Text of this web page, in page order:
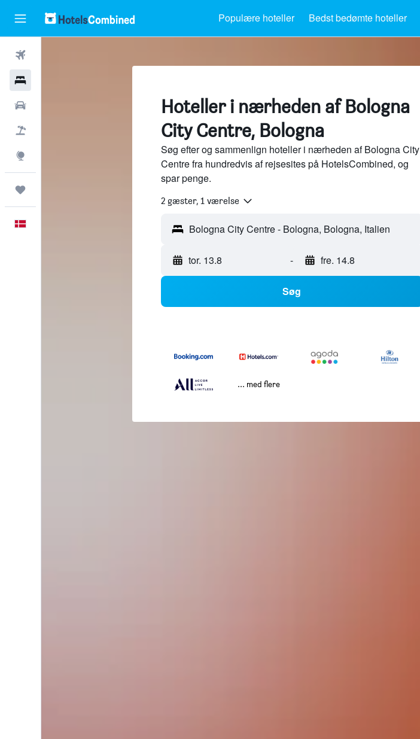
Populære hoteller Bedst bedømte hoteller
Hoteller i nærheden af Bologna
City Centre, Bologna
Søg efter og sammenlign hoteller i nærheden af Bologna City
Centre fra hundredvis af rejsesites på HotelsCombined, og
spar penge.
2 gæster, 1 værelse
tor. 13.8 - fre. 14.8
Søg
... med flere